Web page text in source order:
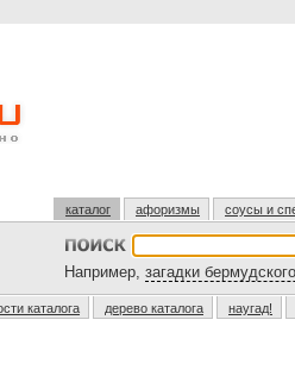
каталог афоризмы соусы и
Например, загадки
каталога дерево каталога наугад!